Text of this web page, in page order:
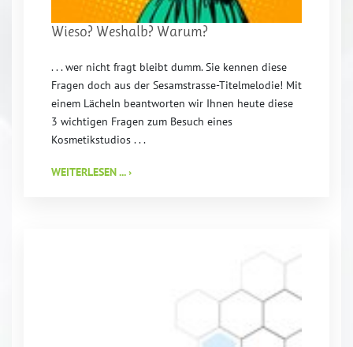
Wieso? Weshalb? Warum?
. . . wer nicht fragt bleibt dumm. Sie kennen diese
Fragen doch aus der Sesamstrasse-Titelmelodie! Mit
einem Lächeln beantworten wir Ihnen heute diese
3 wichtigen Fragen zum Besuch eines
Kosmetikstudios . . .
WEITERLESEN ... ›